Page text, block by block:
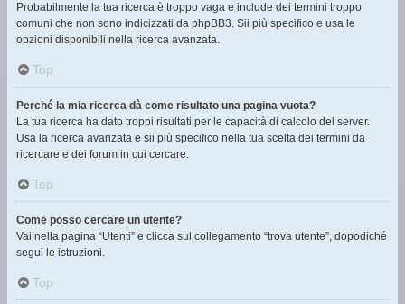
Probabilmente la tua ricerca è troppo vaga e include dei termini troppo
comuni che non sono indicizzati da phpBB3. Sii più specifico e usa le
opzioni disponibili nella ricerca avanzata.
Top
Perché la mia ricerca dà come risultato una pagina vuota?
La tua ricerca ha dato troppi risultati per le capacità di calcolo del server.
Usa la ricerca avanzata e sii più specifico nella tua scelta dei termini da
ricercare e dei forum in cui cercare.
Top
Come posso cercare un utente?
Vai nella pagina “Utenti” e clicca sul collegamento “trova utente”, dopodiché
segui le istruzioni.
Top